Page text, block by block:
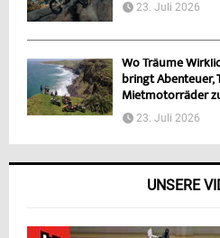
23. Juli 2026
Wo Träume
bringt Abenteuer,
Mietmotorräder
23. Juli 2026
UNSERE